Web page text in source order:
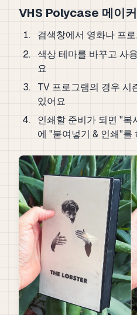
VHS Polycase 메이
검색창에서 영화나 프
색상 테마를 바꾸고 사
요
TV 프로그램의 경우 시
있어요
인쇄할 준비가 되면 "복
에 "붙여넣기 & 인쇄"를